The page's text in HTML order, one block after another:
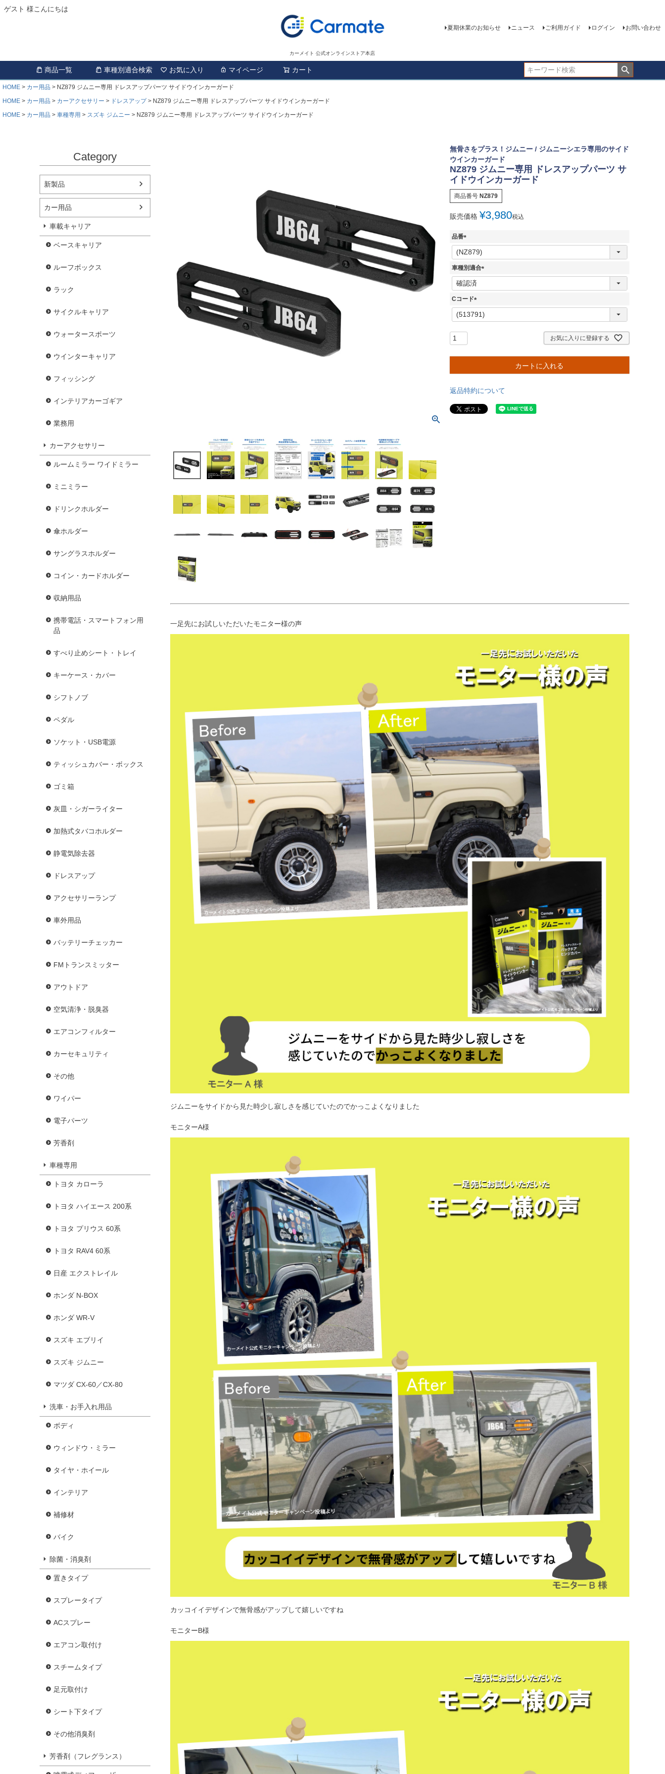
ゲスト 様こんにちは
カーメイト 公式オンラインストア本店
夏期休業のお知らせ ニュース ご利用ガイド ログイン お問い合わせ
商品一覧 車種別適合検索 お気に入り マイページ カート
HOME カー用品
NZ879 ジムニー専用 ドレスアップパーツ サイドウインカーガード
HOME
カー用品 カーアクセサリー ドレスアップ
NZ879 ジムニー専用 ドレスアップパーツ サイドウインカーガード
HOME
カー用品 車種専用 スズキ ジムニー NZ879 ジムニー専用 ドレスアップパーツ サイドウインカーガード
Category
新製品
カー用品
車載キャリア
ベースキャリア
ルーフボックス
ラック
サイクルキャリア
ウォータースポーツ
ウインターキャリア
フィッシング
インテリアカーゴギア
業務用
カーアクセサリー
ルームミラー ワイドミラー
ミニミラー
ドリンクホルダー
傘ホルダー
サングラスホルダー
コイン・カードホルダー
収納用品
携帯電話・スマートフォン用
品
すべり止めシート・トレイ
キーケース・カバー
シフトノブ
ペダル
ソケット・USB電源
ティッシュカバー・ボックス
ゴミ箱
灰皿・シガーライター
加熱式タバコホルダー
静電気除去器
ドレスアップ
アクセサリーランプ
車外用品
バッテリーチェッカー
FMトランスミッター
アウトドア
空気清浄・脱臭器
エアコンフィルター
カーセキュリティ
その他
ワイパー
電子パーツ
芳香剤
車種専用
トヨタ カローラ
トヨタ ハイエース 200系
トヨタ プリウス 60系
トヨタ RAV4 60系
日産 エクストレイル
ホンダ N-BOX
ホンダ WR-V
スズキ エブリイ
スズキ ジムニー
マツダ CX-60／CX-80
洗車・お手入れ用品
ボディ
ウィンドウ・ミラー
タイヤ・ホイール
インテリア
補修材
バイク
除菌・消臭剤
置きタイプ
スプレータイプ
ACスプレー
エアコン取付け
スチームタイプ
足元取付け
シート下タイプ
その他消臭剤
芳香剤（フレグランス）
無骨さをプラス！ジムニー / ジムニーシエラ専用のサイド
ウインカーガード
NZ879 ジムニー専用 ドレスアップパーツ サ
イドウインカーガード
商品番号 NZ879
販売価格 ¥3,980税込
品番
(
必
須
車種別適合
(
Cコード
(
必
お気に入りに登録する
カートに入れる
返品特約について
一足先にお試しいただいたモニター様の声
ジムニーをサイドから見た時少し寂しさを感じていたのでかっこよくなりました
モニターA様
カッコイイデザインで無骨感がアップして嬉しいですね
モニターB様